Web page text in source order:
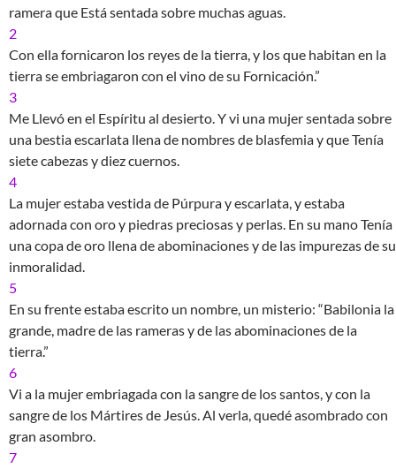
ramera que Está sentada sobre muchas aguas.
2
Con ella fornicaron los reyes de la tierra, y los que habitan en la
tierra se embriagaron con el vino de su Fornicación.”
3
Me Llevó en el Espíritu al desierto. Y vi una mujer sentada sobre
una bestia escarlata llena de nombres de blasfemia y que Tenía
siete cabezas y diez cuernos.
4
La mujer estaba vestida de Púrpura y escarlata, y estaba
adornada con oro y piedras preciosas y perlas. En su mano Tenía
una copa de oro llena de abominaciones y de las impurezas de su
inmoralidad.
5
En su frente estaba escrito un nombre, un misterio: “Babilonia la
grande, madre de las rameras y de las abominaciones de la
tierra.”
6
Vi a la mujer embriagada con la sangre de los santos, y con la
sangre de los Mártires de Jesús. Al verla, quedé asombrado con
gran asombro.
7